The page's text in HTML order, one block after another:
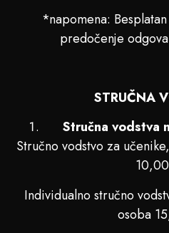
*napomena:
predočenje
STRUČNA
Stručna vodstva
Stručno vodstvo za
Individualno stručno
osoba